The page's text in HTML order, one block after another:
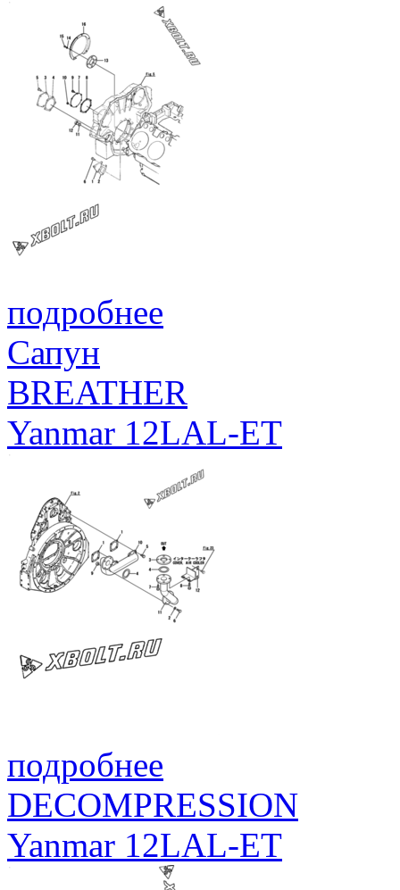
подробнее
Сапун
BREATHER
Yanmar 12LAL-ET
подробнее
DECOMPRESSION
Yanmar 12LAL-ET